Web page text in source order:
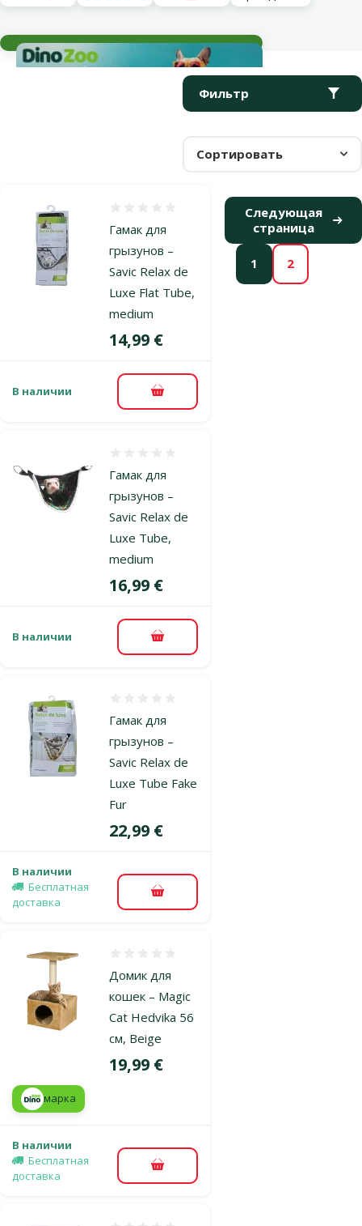
Параметрический фильтр
Фильтр
Выбранные фильтры
Сортировать
Продукты в категории Спальные места и гамаки для хорьков
Гамак для
грызунов –
Savic Relax de
Luxe Flat Tube,
medium
Цена
14,99 €
В наличии В корзину
Гамак для
грызунов –
Savic Relax de
Luxe Tube,
medium
Цена
16,99 €
В наличии В корзину
Гамак для
грызунов –
Savic Relax de
Luxe Tube Fake
Fur
Цена
22,99 €
В наличии
Бесплатная
доставка
В корзину
Домик для
кошек – Magic
Cat Hedvika 56
см, Beige
Цена
19,99 €
марка
В наличии
Бесплатная
доставка
В корзину
1 2
Следующая
страница